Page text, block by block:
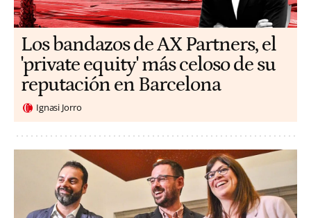
Los bandazos de AX Partners, el
'private equity' más celoso de su
reputación en Barcelona
Ignasi Jorro